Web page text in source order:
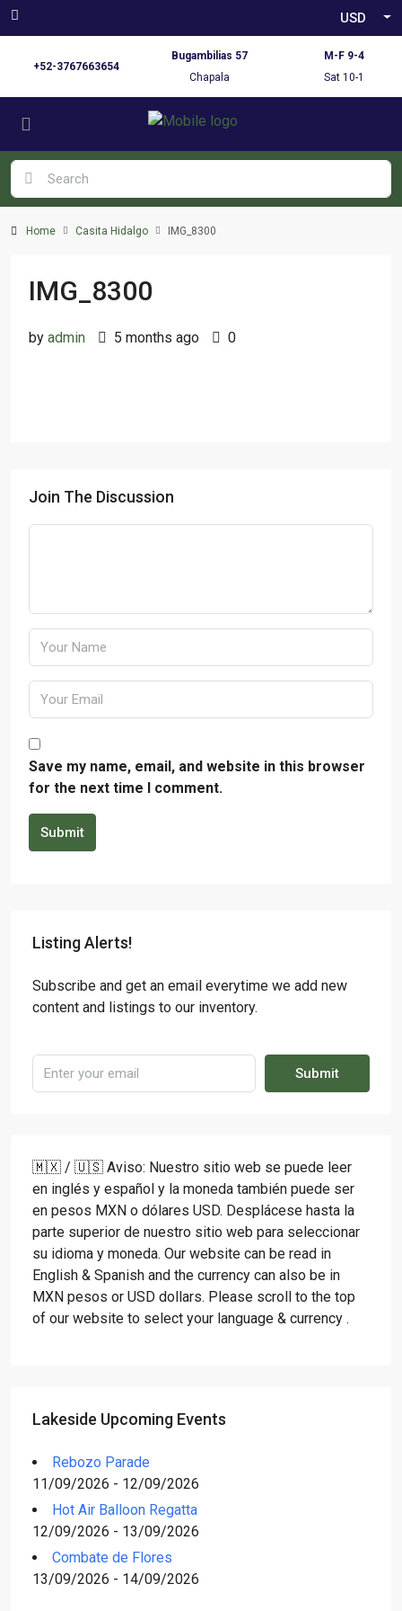
USD
+52-3767663654
Bugambilias 57
Chapala
M-F 9-4
Sat 10-1
Home Casita Hidalgo IMG_8300
IMG_8300
by admin 5 months ago 0
Join The Discussion
Save my name, email, and website in this browser
for the next time I comment.
Submit
Listing Alerts!
Subscribe and get an email everytime we add new
content and listings to our inventory.
Submit
🇲🇽 / 🇺🇸 Aviso: Nuestro sitio web se puede leer
en inglés y español y la moneda también puede ser
en pesos MXN o dólares USD. Desplácese hasta la
parte superior de nuestro sitio web para seleccionar
su idioma y moneda. Our website can be read in
English & Spanish and the currency can also be in
MXN pesos or USD dollars. Please scroll to the top
of our website to select your language & currency .
Lakeside Upcoming Events
Rebozo Parade
11/09/2026 - 12/09/2026
Hot Air Balloon Regatta
12/09/2026 - 13/09/2026
Combate de Flores
13/09/2026 - 14/09/2026